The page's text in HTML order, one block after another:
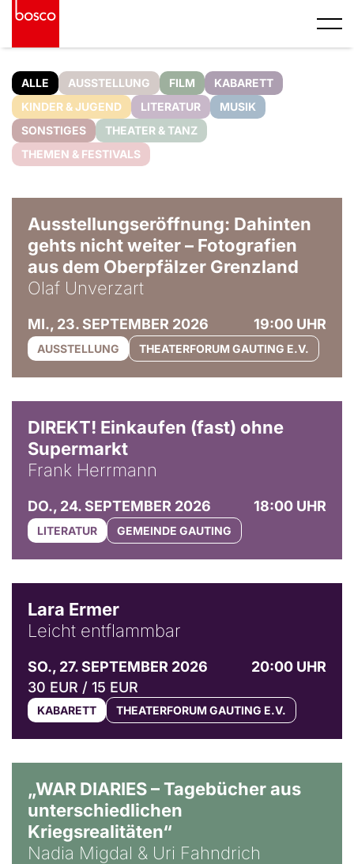
ALLE AUSSTELLUNG FILM
KABARETT
KINDER & JUGEND
LITERATUR
MUSIK
SONSTIGES
THEATER & TANZ
THEMEN & FESTIVALS
Ausstellungseröffnung: Dahinten
gehts nicht weiter – Fotografien
aus dem Oberpfälzer Grenzland
Olaf Unverzart
MI., 23. SEPTEMBER 2026 19:00 UHR
AUSSTELLUNG THEATERFORUM GAUTING E.V.
DIREKT! Einkaufen (fast) ohne
Supermarkt
Frank Herrmann
DO., 24. SEPTEMBER 2026 18:00 UHR
LITERATUR GEMEINDE GAUTING
Lara Ermer
Leicht entflammbar
SO., 27. SEPTEMBER 2026
20:00 UHR
30 EUR / 15 EUR
KABARETT THEATERFORUM GAUTING E.V.
„WAR DIARIES – Tagebücher aus
unterschiedlichen
Kriegsrealitäten“
Nadia Migdal & Uri Fahndrich